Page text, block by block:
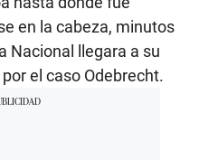
en la cabeza, minutos
Nacional llegara a su
el caso Odebrecht.